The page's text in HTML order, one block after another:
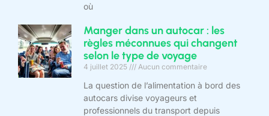
où
Manger dans un autocar : les
règles méconnues qui changent
selon le type de voyage
4 juillet 2025 Aucun commentaire
La question de l’alimentation à bord des
autocars divise voyageurs et
professionnels du transport depuis